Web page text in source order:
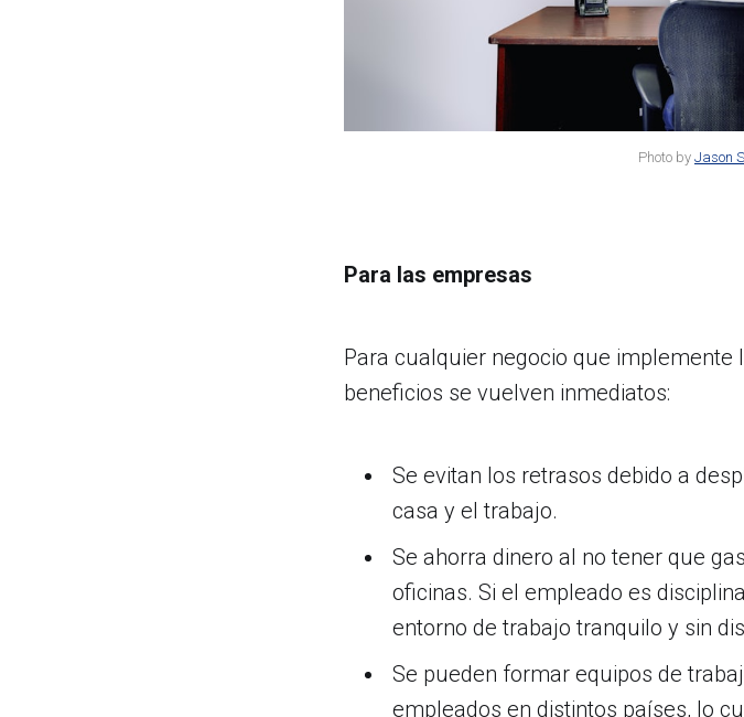
Photo by Jason
Para las empresas
Para cualquier negocio que
beneficios se vuelven inmediatos:
Se evitan los retrasos debido a
casa y el trabajo.
Se ahorra dinero al no tener que
oficinas. Si el empleado es
entorno de trabajo tranquilo y sin
Se pueden formar equipos de
empleados en distintos países, lo